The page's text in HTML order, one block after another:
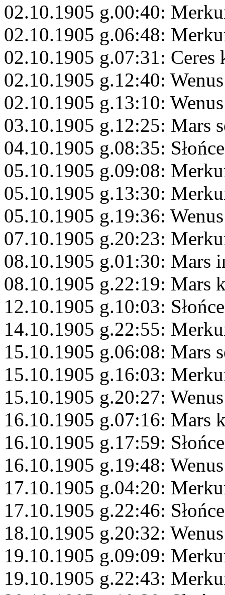
02.10.1905 g.00:40:
02.10.1905 g.06:48:
02.10.1905 g.07:31: Ceres
02.10.1905 g.12:40:
02.10.1905 g.13:10:
03.10.1905 g.12:25: Mars
04.10.1905 g.08:35:
05.10.1905 g.09:08:
05.10.1905 g.13:30:
05.10.1905 g.19:36:
07.10.1905 g.20:23:
08.10.1905 g.01:30: Mars
08.10.1905 g.22:19: Mars
12.10.1905 g.10:03:
14.10.1905 g.22:55:
15.10.1905 g.06:08: Mars
15.10.1905 g.16:03:
15.10.1905 g.20:27:
16.10.1905 g.07:16: Mars
16.10.1905 g.17:59:
16.10.1905 g.19:48:
17.10.1905 g.04:20:
17.10.1905 g.22:46:
18.10.1905 g.20:32:
19.10.1905 g.09:09:
19.10.1905 g.22:43: